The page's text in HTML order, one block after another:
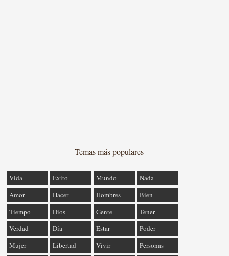
Temas más populares
Vida Éxito Mundo
Nada
Amor
Hacer Hombres
Bien
Tiempo
Dios Gente
Tener
Verdad
Día Estar
Poder
Mujer
Libertad Vivir Personas